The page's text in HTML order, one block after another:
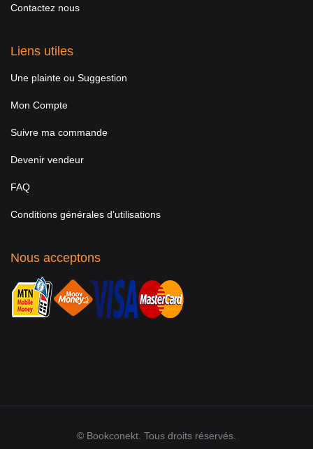
Contactez nous
Liens utiles
Une plainte ou Suggestion
Mon Compte
Suivre ma commande
Devenir vendeur
FAQ
Conditions générales d’utilisations
Nous acceptons
© Bookconekt. Tous droits réservés.